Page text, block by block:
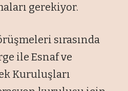
gerekiyor.
sırasında
ile Esnaf ve
Kuruluşları